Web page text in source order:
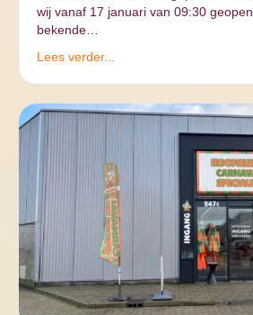
wij vanaf 17 januari van 09:30
bekende…
Lees verder...